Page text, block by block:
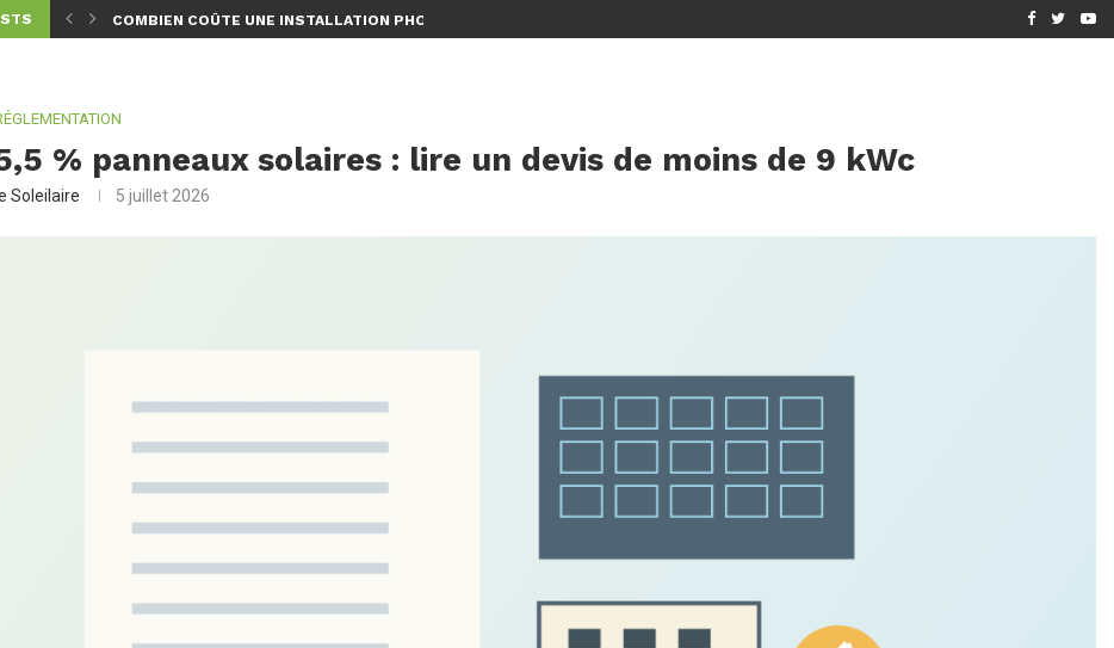
SOLUTION CHOISIR...COMBIEN COÛTE UNE INSTALLATION PHOTOVOLTAÏQUE EN 2026 ?...
% panneaux solaires : lire un devis de moins de 9 kWc
Soleilaire 5 juillet 2026